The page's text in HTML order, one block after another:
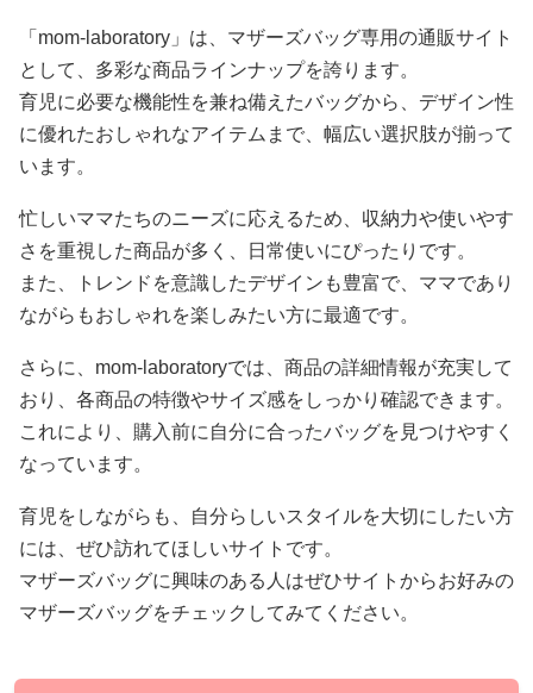
「mom-laboratory」は、マザーズバッグ専用の通販サイト
として、多彩な商品ラインナップを誇ります。
育児に必要な機能性を兼ね備えたバッグから、デザイン性
に優れたおしゃれなアイテムまで、幅広い選択肢が揃って
います。
忙しいママたちのニーズに応えるため、収納力や使いやす
さを重視した商品が多く、日常使いにぴったりです。
また、トレンドを意識したデザインも豊富で、ママであり
ながらもおしゃれを楽しみたい方に最適です。
さらに、mom-laboratoryでは、商品の詳細情報が充実して
おり、各商品の特徴やサイズ感をしっかり確認できます。
これにより、購入前に自分に合ったバッグを見つけやすく
なっています。
育児をしながらも、自分らしいスタイルを大切にしたい方
には、ぜひ訪れてほしいサイトです。
マザーズバッグに興味のある人はぜひサイトからお好みの
マザーズバッグをチェックしてみてください。